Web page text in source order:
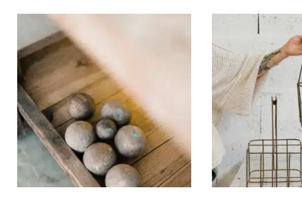
AJOUTER AU PANIER AJOUTER